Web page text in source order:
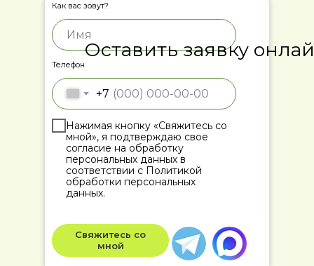
Как вас зовут?
Телефон
+7
Нажимая кнопку «Свяжитесь со
мной», я подтверждаю свое
согласие на обработку
персональных данных в
соответствии с Политикой
обработки персональных
данных.
Свяжитесь со
мной
Оставить заявку